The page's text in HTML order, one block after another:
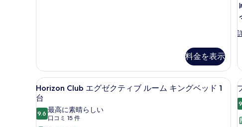
真
を
表
示
す
料金を表示
1
Horizon
Club
エ
グ
Horizon Club エグゼクティブ ルー
5
Horizon Club エグゼクティブ ルーム キングベッド 1
台
9.610 点中 9.6
最高に素晴らしい
口コミ 15 件
(口